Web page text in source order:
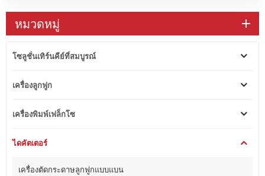
หมวดหมู่
โซลูชั่นเทิร์นคีย์ที่สมบูรณ์
เครื่องลูกฟูก
เครื่องพิมพ์เฟล็กโซ
ไดคัตเตอร์
เครื่องตัดกระดาษลูกฟูกแบบแบน